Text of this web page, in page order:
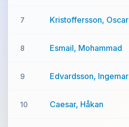
7 Kristoffersson, Oscar
8 Esmail, Mohammad
9 Edvardsson, Ingemar
10 Caesar, Håkan